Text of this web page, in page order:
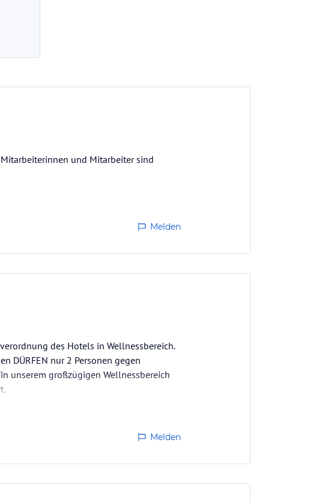
und Mitarbeiter sind
Melden
des Hotels in Wellnessbereich.
DÜRFEN nur 2 Personen gegen
unserem großzügigen Wellnessbereich
Melden